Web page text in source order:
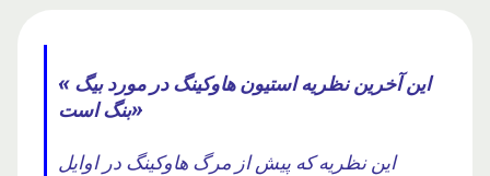
« این آخرین نظریه استیون هاوکینگ در مورد بیگ
بنگ است»
این نظریه که پیش از مرگ هاوکینگ در اوایل